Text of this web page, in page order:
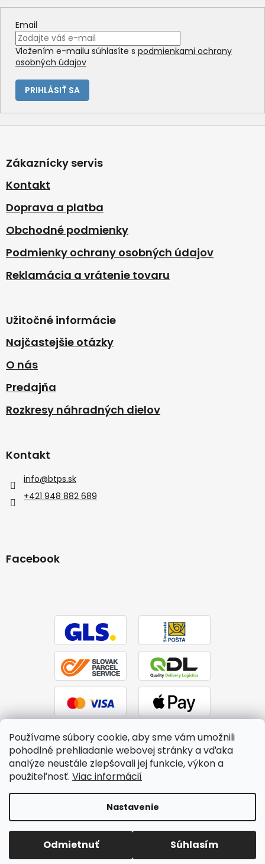
Používame súbory cookie, aby sme vám umožnili
pohodlné prehliadanie webovej stránky a vďaka
analýze neustále zlepšovali jej funkcie, výkon a
použiteľnosť. Viac informácií
Nastavenie
Odmietnuť Súhlasím
Email
Vložením e-mailu súhlasíte s podmienkami ochrany
osobných údajov
PRIHLÁSIŤ SA
p
ä
e
Zákaznícky servis
Kontakt
Doprava a platba
Obchodné podmienky
Podmienky ochrany osobných údajov
Reklamácia a vrátenie tovaru
Užitočné informácie
Najčastejšie otázky
O nás
Predajňa
Rozkresy náhradných dielov
Kontakt
info@btps.sk
+421 948 882 689
Facebook
Copyright 2026BTPS.sk. Všetky práva vyhradené.Upraviť
nastavenie cookies